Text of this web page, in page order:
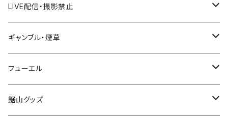
国道700～799号線
ROUTE600～699号線
ROUTE700～799号線
ROUTE 600～699号線
ROUTE 700～799号線
ROUTE 600～699号線
ROUTE 700～799号線
Tシャツ
ステッカー
山形県
福島県
茨城県
栃木県
LIVE配信・撮影禁止
LIVE配信禁止
撮影禁止
ギャンブル・煙草
ホテルキーホルダー
たばこ・禁煙ステッカー
フューエル
ステッカー
鋸山グッズ